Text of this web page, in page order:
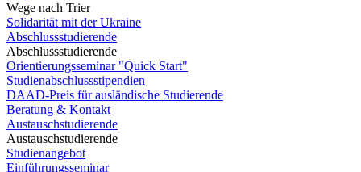
Wege nach Trier
Solidarität mit der Ukraine
Abschlussstudierende
Abschlussstudierende
Orientierungsseminar "Quick Start"
Studienabschlussstipendien
DAAD-Preis für ausländische Studierende
Beratung & Kontakt
Austauschstudierende
Austauschstudierende
Studienangebot
Einführungsseminar